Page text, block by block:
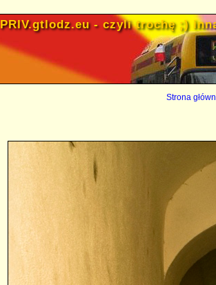
PRIV.gtlodz.eu - czyli trochę ;)
Strona